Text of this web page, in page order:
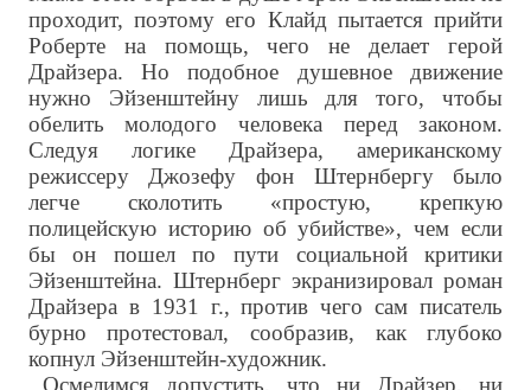
проходит, поэтому его Клайд пытается прийти
Роберте на помощь, чего не делает герой
Драйзера. Но подобное душевное движение
нужно Эйзенштейну лишь для того, чтобы
обелить молодого человека перед законом.
Следуя логике Драйзера, американскому
режиссеру Джозефу фон Штернбергу было
легче сколотить «простую, крепкую
полицейскую историю об убийстве», чем если
бы он пошел по пути социальной критики
Эйзенштейна. Штернберг экранизировал роман
Драйзера в 1931 г., против чего сам писатель
бурно протестовал, сообразив, как глубоко
копнул Эйзенштейн-художник.
Осмелимся допустить, что ни Драйзер, ни